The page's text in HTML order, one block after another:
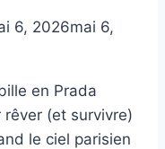
6, 2026mai 6,
en Prada
(et survivre)
le ciel parisien